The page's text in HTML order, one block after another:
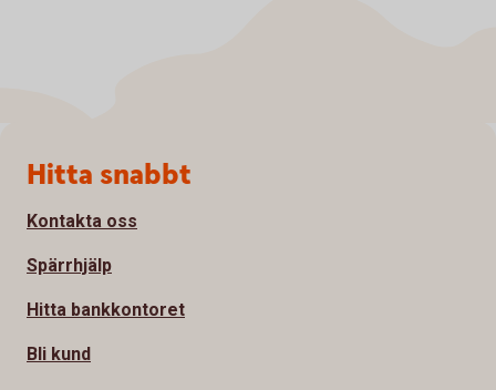
Sidfot
Hitta snabbt
Kontakta oss
Spärrhjälp
Hitta bankkontoret
Bli kund